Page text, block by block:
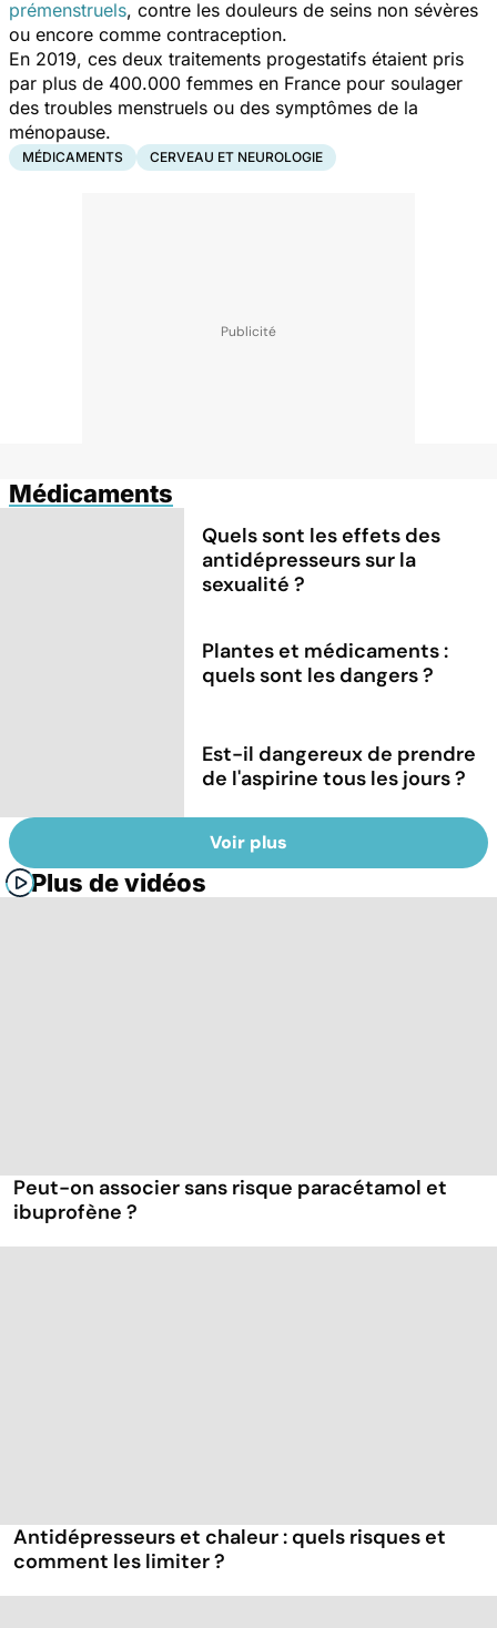
prémenstruels, contre les douleurs de seins non sévères
ou encore comme contraception.
En 2019, ces deux traitements progestatifs étaient pris
par plus de 400.000 femmes en France pour soulager
des troubles menstruels ou des symptômes de la
ménopause.
MÉDICAMENTS CERVEAU ET NEUROLOGIE
Médicaments
Quels sont les effets des
antidépresseurs sur la
sexualité ?
Plantes et médicaments :
quels sont les dangers ?
Est-il dangereux de prendre
de l'aspirine tous les jours ?
Voir plus
Plus de vidéos
Peut-on associer sans risque paracétamol et
ibuprofène ?
Antidépresseurs et chaleur : quels risques et
comment les limiter ?